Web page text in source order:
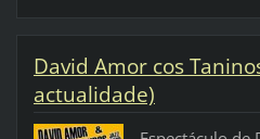
David Amor cos
actualidade)